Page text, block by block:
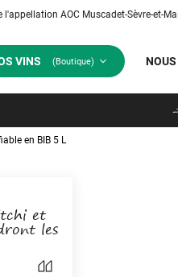
l'appellation AOC Muscadet-Sèvre-et-
VINS
en BIB 5 L
et
les